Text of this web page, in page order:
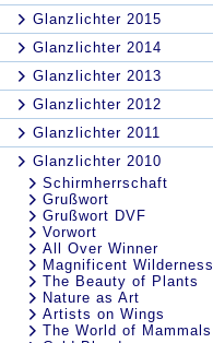
Glanzlichter 2015
Glanzlichter 2014
Glanzlichter 2013
Glanzlichter 2012
Glanzlichter 2011
Glanzlichter 2010
Schirmherrschaft
Grußwort
Grußwort DVF
Vorwort
All Over Winner
Magnificent Wilderness
The Beauty of Plants
Nature as Art
Artists on Wings
The World of Mammals